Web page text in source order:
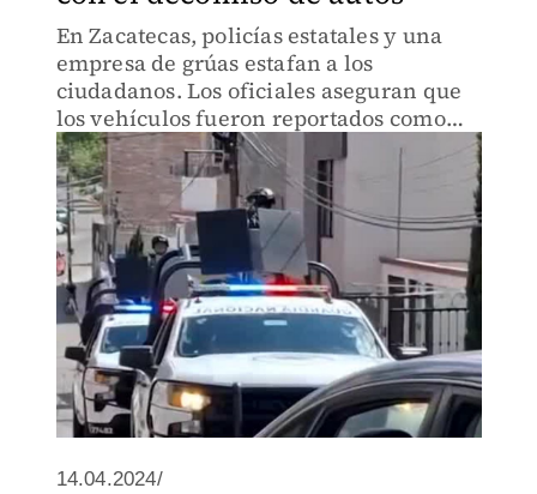
En Zacatecas, policías estatales y una
empresa de grúas estafan a los
ciudadanos. Los oficiales aseguran que
los vehículos fueron reportados como
robados, y los trasladan a depósitos
privados, donde exigen un pago de 7 mil
pesos por el "resguardo".
14.04.2024/